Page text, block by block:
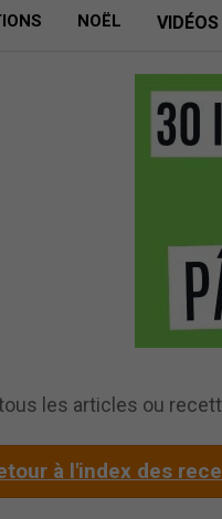
NOËL VIDÉOS
les articles ou
à l'index des